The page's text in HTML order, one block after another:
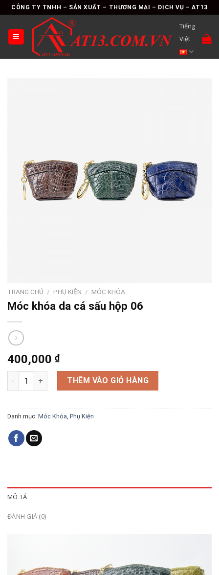
Skip
to
content
CÔNG TY TNHH – SẢN XUẤT – THƯƠNG MẠI – DỊCH VỤ – AT13
Tiếng
Việt
TRANG CHỦ / PHỤ KIỆN / MÓC KHÓA
Móc khóa da cá sấu hộp 06
400,000 ₫
Móc khóa da cá sấu hộp 06 số lượng
THÊM VÀO GIỎ HÀNG
Danh mục: Móc Khóa, Phụ Kiện
MÔ TẢ
ĐÁNH GIÁ (0)